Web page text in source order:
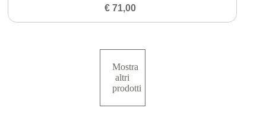
€ 71,00
Mostra
altri
prodotti